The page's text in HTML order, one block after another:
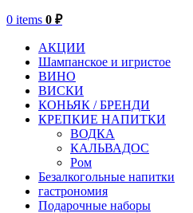
0 items 0 ₽
АКЦИИ
Шампанское и игристое
ВИНО
ВИСКИ
КОНЬЯК / БРЕНДИ
КРЕПКИЕ НАПИТКИ
ВОДКА
КАЛЬВАДОС
Ром
Безалкогольные напитки
гастрономия
Подарочные наборы